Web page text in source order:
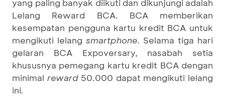
yang paling banyak diikuti dan dikunjungi adalah
Lelang Reward BCA.
BCA memberikan
kesempatan pengguna kartu kredit BCA untuk
mengikuti lelang smartphone. Selama tiga hari
gelaran BCA Expoversary, nasabah setia
khususnya pemegang kartu kredit BCA dengan
minimal reward 50.000 dapat mengikuti lelang
ini.